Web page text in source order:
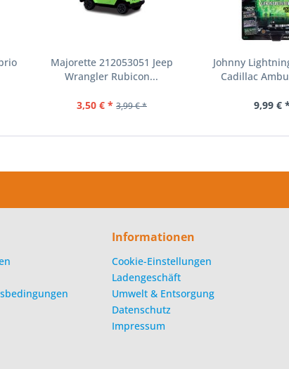
Majorette 212053051 Jeep
Wrangler Rubicon...
3,50 € * 3,99 € *
Johnny
Cadillac
9,99 € *
Informationen
Cookie-Einstellungen
Ladengeschäft
Umwelt & Entsorgung
Datenschutz
Impressum